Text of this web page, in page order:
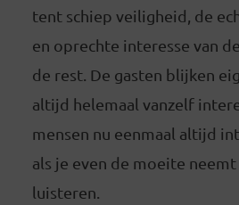
tent schiep veiligheid, de
en oprechte interesse van
de rest. De gasten blijken
altijd helemaal vanzelf
mensen nu eenmaal altijd
als je even de moeite
luisteren.